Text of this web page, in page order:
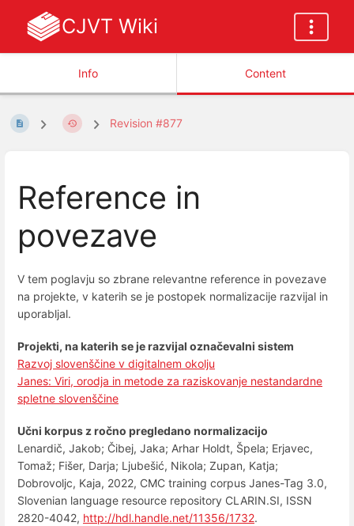
CJVT Wiki
Info Content
Revision #877
Reference in
povezave
V tem poglavju so zbrane relevantne reference in povezave
na projekte, v katerih se je postopek normalizacije razvijal in
uporabljal.
Projekti, na katerih se je razvijal označevalni sistem
Razvoj slovenščine v digitalnem okolju
Janes: Viri, orodja in metode za raziskovanje nestandardne
spletne slovenščine
Učni korpus z ročno pregledano normalizacijo
Lenardič, Jakob; Čibej, Jaka; Arhar Holdt, Špela; Erjavec,
Tomaž; Fišer, Darja; Ljubešić, Nikola; Zupan, Katja;
Dobrovoljc, Kaja, 2022, CMC training corpus Janes-Tag 3.0,
Slovenian language resource repository CLARIN.SI, ISSN
2820-4042, http://hdl.handle.net/11356/1732.